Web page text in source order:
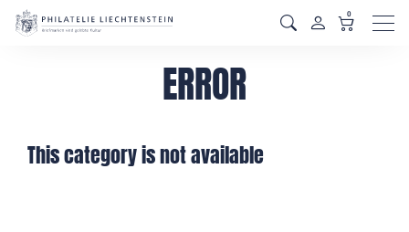
0
ERROR
This category is not available